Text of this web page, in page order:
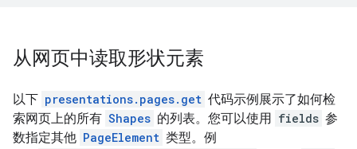
从网页中读取形状元素
以下 presentations.pages.get 代码示例展示了如何检
索网页上的所有 Shapes 的列表。您可以使用 fields 参
数指定其他 PageElement 类型。例